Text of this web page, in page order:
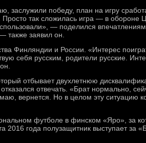
заслужили победу, план на игру
Просто так сложилась игра — в
— поделился
также заявил он.
Финляндии и России. «Интерес
себя русским, родители русские.
отбывает двухлетнюю
отвечать. «Брат нормально,
вернется. Но в целом эту ситуацию
футболе в финском «Яро», за
2016 года полузащитник выступает за